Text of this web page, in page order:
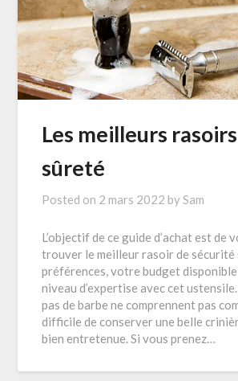
Les meilleurs
sûreté
Posted on 2 mars 2022 bySam
L’objectif de ce guide d’achat est de
trouver le meilleur rasoir de sécurité
préférences, votre budget
niveau d’expertise avec cet ustensile.
pas de barbe ne comprennent pas
difficile de conserver une belle
bien entretenue. Si vous prenez…